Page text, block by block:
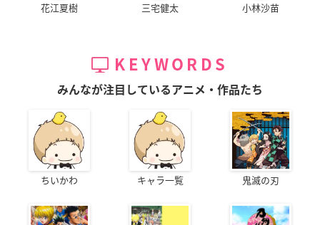
花江夏樹 三宅健太 小林沙苗
KEYWORDS
みんなが注目しているアニメ・作品たち
ちいかわ キャラ一覧 鬼滅の刃